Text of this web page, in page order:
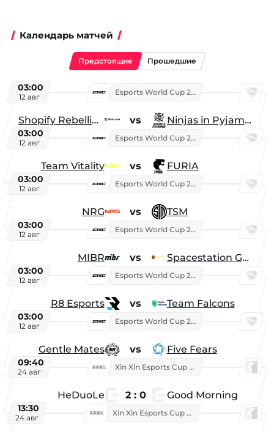
Календарь матчей
Предстоящие Прошедшие
03:00
12 авг
Esports World Cup 2026
Shopify Rebellion vs Ninjas in Pyjamas
03:00
12 авг
Esports World Cup 2026
Team Vitality vs FURIA
03:00
12 авг
Esports World Cup 2026
NRG vs TSM
03:00
12 авг
Esports World Cup 2026
MIBR vs Spacestation Gaming
03:00
12 авг
Esports World Cup 2026
R8 Esports vs Team Falcons
03:00
12 авг
Esports World Cup 2026
Gentle Mates vs Five Fears
09:40
24 авг
Xin Xin Esports Cup 2025
HeDuoLe 2 : 0 Good Morning
13:30
24 авг
Xin Xin Esports Cup 2026